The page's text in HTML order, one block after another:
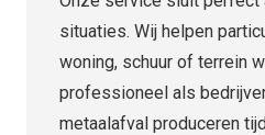
situaties. Wij helpen
woning, schuur of terrein
professioneel als
metaalafval produceren